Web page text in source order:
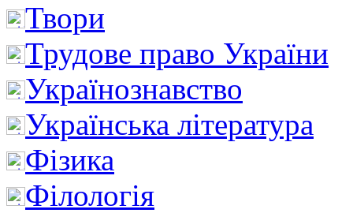
Твори
Трудове право України
Українознавство
Українська література
Фізика
Філологія